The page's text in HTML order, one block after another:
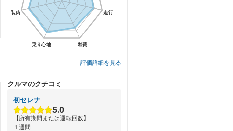
走行
燃費
乗り心地
装備 走行
燃費
乗り心地
装備
評価詳細を見る
クルマのクチコミ
初セレナ
5.0
【所有期間または運転回数】
１週間